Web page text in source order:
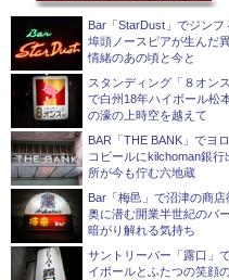
Bar「StarDust」でジンフ
埠頭ノースピアが生んだ
情緒のあの頃と今と
スタンディング「８オンス
で白州18年ハイボール松
の濠の上時空を越えて
BAR「THE BANK」でヨ
コビールにkilchoman銀行
所が今も佇む六地蔵
Bar「梅邑」で沼津の商店
奥に潜む開業半世紀のバ
暗がり解れる気持ち
サントリーバー「露口」
イボールとふたつの笑顔